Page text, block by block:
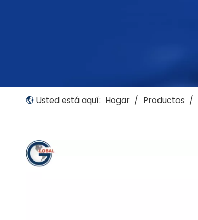
Usted está aquí: Hogar / Productos /